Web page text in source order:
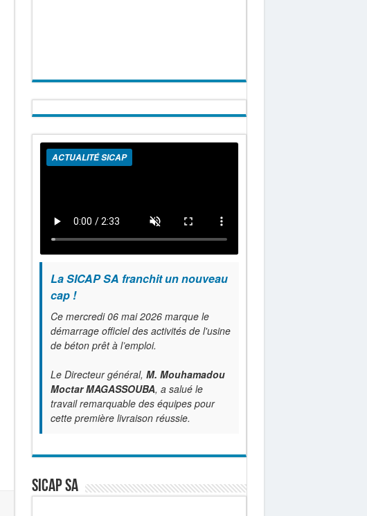
ACTUALITÉ SICAP
La SICAP SA franchit un nouveau
cap !
Ce mercredi 06 mai 2026 marque le
démarrage officiel des activités de l'usine
de béton prêt à l’emploi.
Le Directeur général, M. Mouhamadou
Moctar MAGASSOUBA, a salué le
travail remarquable des équipes pour
cette première livraison réussie.
SICAP SA